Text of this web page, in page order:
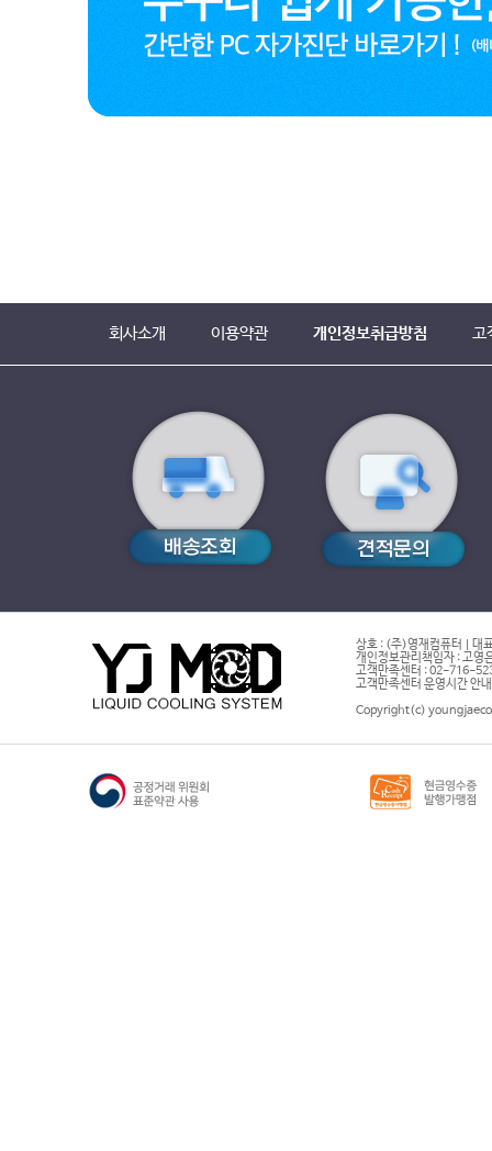
회사소개 이용약관 개인정보취급방침 고
상호 : (주)영재컴퓨터 | 대
개인정보관리책임자 : 고영
고객만족센터 : 02-716-
고객만족센터 운영시간 안
Copyright(c)